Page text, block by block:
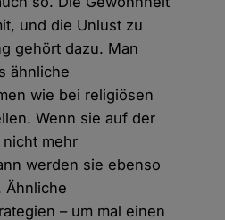
und die Unlust zu
gehört dazu. Man
ähnliche
wie bei religiösen
Wenn sie auf der
mehr
werden sie ebenso
Ähnliche
– um mal einen